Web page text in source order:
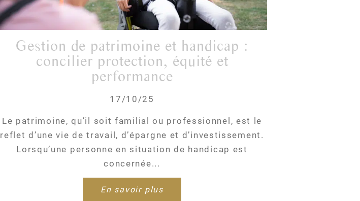
gestion de patrimoine et handicap :
concilier protection, équité et
performance
17/10/25
Le patrimoine, qu’il soit familial ou professionnel, est le
reflet d’une vie de travail, d’épargne et d’investissement.
Lorsqu’une personne en situation de handicap est
concernée...
En savoir plus